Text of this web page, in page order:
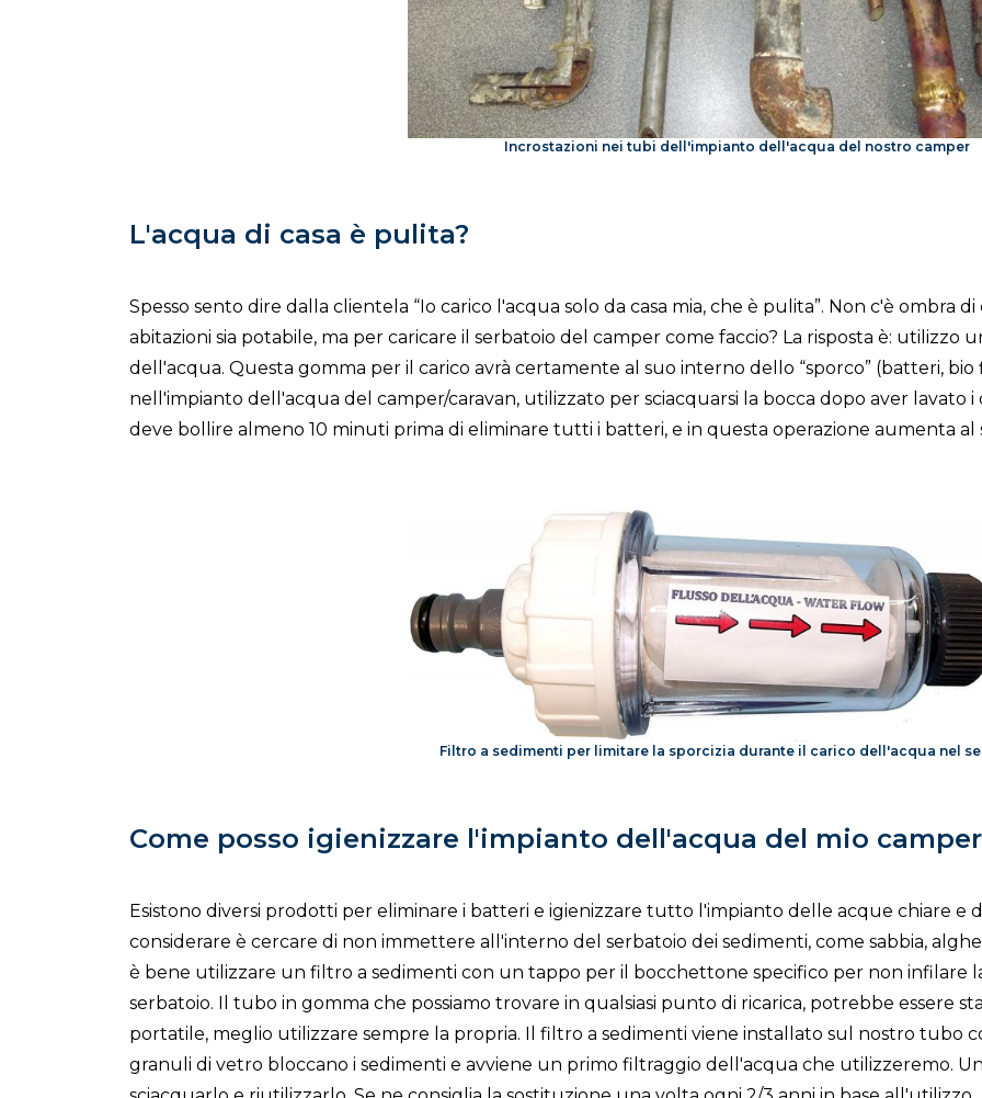
Incrostazioni nei tubi dell'impianto dell'acqua del nostro camper
L'acqua di casa è pulita?
Spesso sento dire dalla clientela “Io carico l'acqua solo da casa mia, che è pulita”. Non c'è ombra
abitazioni sia potabile, ma per caricare il serbatoio del camper come faccio? La risposta è:
dell'acqua. Questa gomma per il carico avrà certamente al suo interno dello “sporco” (batteri, bio
nell'impianto dell'acqua del camper/caravan, utilizzato per sciacquarsi la bocca dopo aver lavato
deve bollire almeno 10 minuti prima di eliminare tutti i batteri, e in questa operazione aumenta
Filtro a sedimenti per limitare la sporcizia durante il carico dell'acqua nel
Come posso igienizzare l'impianto dell'acqua del mio
Esistono diversi prodotti per eliminare i batteri e igienizzare tutto l'impianto delle acque chiare e
considerare è cercare di non immettere all'interno del serbatoio dei sedimenti, come sabbia,
è bene utilizzare un filtro a sedimenti con un tappo per il bocchettone specifico per non infilare
serbatoio. Il tubo in gomma che possiamo trovare in qualsiasi punto di ricarica, potrebbe essere
portatile, meglio utilizzare sempre la propria. Il filtro a sedimenti viene installato sul nostro tubo
granuli di vetro bloccano i sedimenti e avviene un primo filtraggio dell'acqua che utilizzeremo.